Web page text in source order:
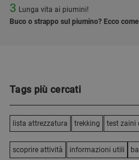
3 Lunga vita ai piumini!
Buco o strappo sul piumino? Ecco
Tags più cercati
lista attrezzatura trekking test zaini
scoprire attività informazioni utili